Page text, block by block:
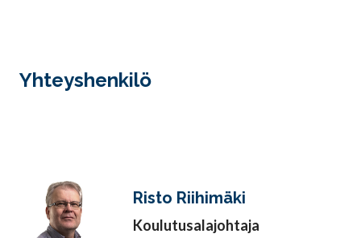
Yhteyshenkilö
Risto Riihimäki
Koulutusalajohtaja